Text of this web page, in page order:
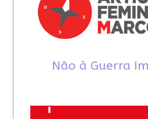
Não à Guerra